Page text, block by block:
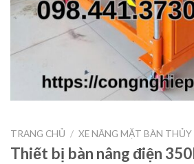
TRANG CHỦ / XE NÂNG MẶT BÀN
Thiết bị bàn nâng điện